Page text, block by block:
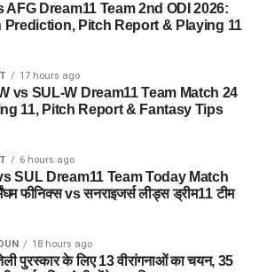
AFG Dream11 Team 2nd ODI 2026:
Prediction, Pitch Report & Playing 11
17 hours ago
vs SUL-W Dream11 Team Match 24
11, Pitch Report & Fantasy Tips
6 hours ago
SUL Dream11 Team Today Match
फीनिक्स vs सनराइजर्स लीड्स ड्रीम11 टीम
18 hours ago
पुरस्कार के लिए 13 वीरांगनाओं का चयन, 35